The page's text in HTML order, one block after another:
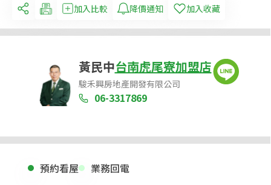
加入比較 降價通知 加入收藏
黃民中台南虎尾寮加盟店
駿禾興房地產開發有限公司
06-3317869
預約看屋 業務回電